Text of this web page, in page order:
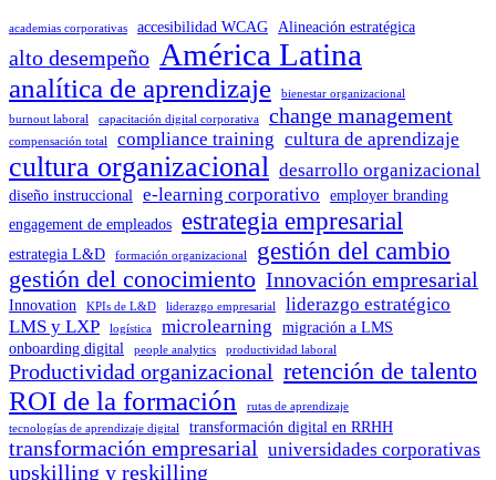
academias corporativas accesibilidad WCAG Alineación estratégica
alto desempeño América Latina
analítica de aprendizaje bienestar organizacional
burnout laboral capacitación digital corporativa change management
compensación total compliance training cultura de aprendizaje
cultura organizacional desarrollo organizacional
diseño instruccional e-learning corporativo
employer branding
engagement de empleados
estrategia empresarial
estrategia L&D formación organizacional gestión del cambio
gestión del conocimiento Innovación empresarial
Innovation KPIs de L&D liderazgo empresarial
liderazgo estratégico
LMS y LXP
logística microlearning
migración a LMS
onboarding digital
people analytics productividad laboral
Productividad organizacional retención de talento
ROI de la formación
rutas de aprendizaje
tecnologías de aprendizaje digital
transformación digital en RRHH
transformación empresarial universidades corporativas
upskilling y reskilling